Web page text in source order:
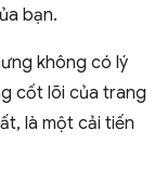
bạn.
không có lý
cốt lõi của trang
là một cải tiến